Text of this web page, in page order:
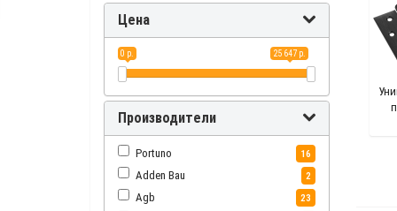
Цена
0 р. 25 647 р.
Производители
Portuno 16
Adden Bau 2
Agb 23